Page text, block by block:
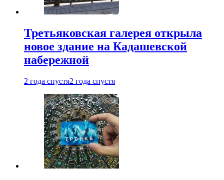
Третьяковская галерея открыла
новое здание на Кадашевской
набережной
2 года спустя2 года спустя